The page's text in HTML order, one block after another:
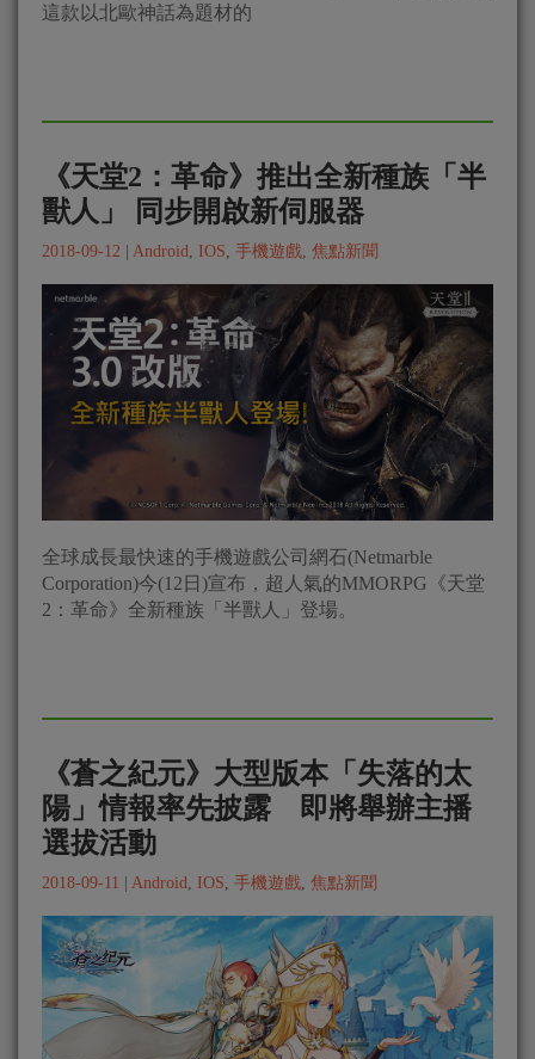
這款以北歐神話為題材的
《天堂2：革命》推出全新種族「半
獸人」 同步開啟新伺服器
2018-09-12 Android, IOS, 手機遊戲, 焦點新聞
全球成長最快速的手機遊戲公司網石(Netmarble
Corporation)今(12日)宣布，超人氣的MMORPG《天堂
2：革命》全新種族「半獸人」登場。
《蒼之紀元》大型版本「失落的太
陽」情報率先披露 即將舉辦主播
選拔活動
2018-09-11 Android IOS 手機遊戲 焦點新聞